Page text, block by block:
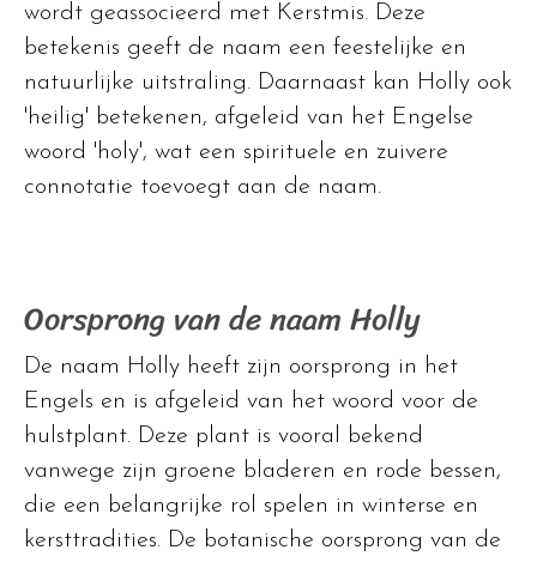
wordt geassocieerd met Kerstmis. Deze
betekenis geeft de naam een feestelijke en
natuurlijke uitstraling. Daarnaast kan Holly ook
'heilig' betekenen, afgeleid van het Engelse
woord 'holy', wat een spirituele en zuivere
connotatie toevoegt aan de naam.
Oorsprong van de naam Holly
De naam Holly heeft zijn oorsprong in het
Engels en is afgeleid van het woord voor de
hulstplant. Deze plant is vooral bekend
vanwege zijn groene bladeren en rode bessen,
die een belangrijke rol spelen in winterse en
kersttradities. De botanische oorsprong van de